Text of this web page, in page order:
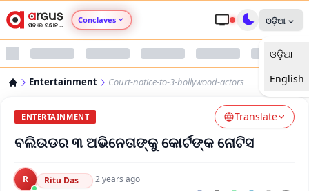
Conclaves ଓଡ଼ିଆ
ଓଡ଼ିଆ
English
Entertainment Court-notice-to-3-bollywood-actors
ENTERTAINMENT Translate
ବଲିଉଡର ୩ ଅଭିନେତାଙ୍କୁ କୋର୍ଟଙ୍କ ନୋଟିସ
R Ritu Das ·2 years ago